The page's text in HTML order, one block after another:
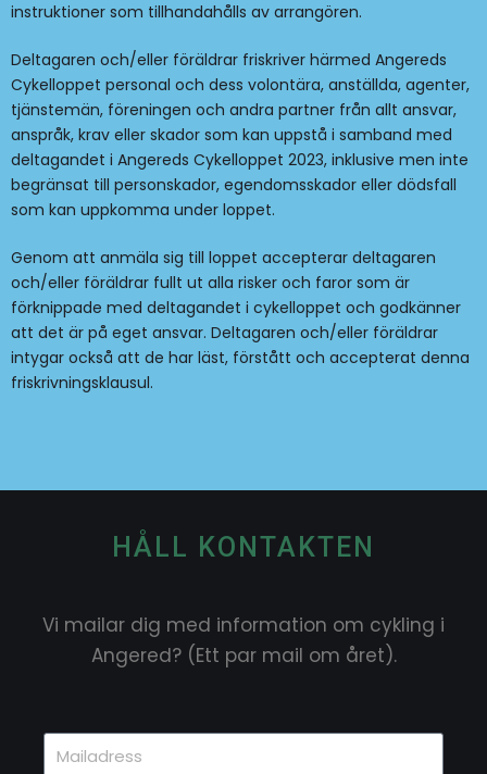
instruktioner som tillhandahålls av arrangören.
Deltagaren och/eller föräldrar friskriver härmed Angereds
Cykelloppet personal och dess volontära, anställda, agenter,
tjänstemän, föreningen och andra partner från allt ansvar,
anspråk, krav eller skador som kan uppstå i samband med
deltagandet i Angereds Cykelloppet 2023, inklusive men inte
begränsat till personskador, egendomsskador eller dödsfall
som kan uppkomma under loppet.
Genom att anmäla sig till loppet accepterar deltagaren
och/eller föräldrar fullt ut alla risker och faror som är
förknippade med deltagandet i cykelloppet och godkänner
att det är på eget ansvar. Deltagaren och/eller föräldrar
intygar också att de har läst, förstått och accepterat denna
friskrivningsklausul.
HÅLL KONTAKTEN
Vi mailar dig med information om cykling i
Angered? (Ett par mail om året).